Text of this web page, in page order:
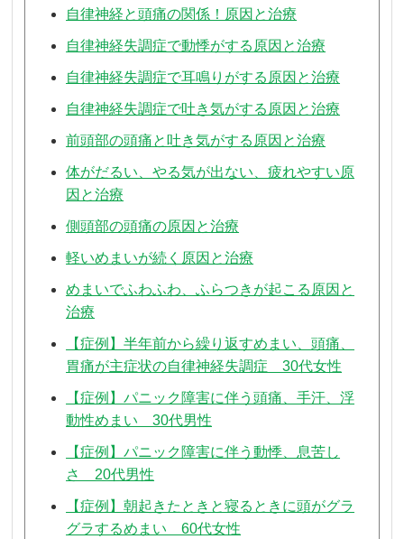
自律神経と頭痛の関係！原因と治療
自律神経失調症で動悸がする原因と治療
自律神経失調症で耳鳴りがする原因と治療
自律神経失調症で吐き気がする原因と治療
前頭部の頭痛と吐き気がする原因と治療
体がだるい、やる気が出ない、疲れやすい原
因と治療
側頭部の頭痛の原因と治療
軽いめまいが続く原因と治療
めまいでふわふわ、ふらつきが起こる原因と
治療
【症例】半年前から繰り返すめまい、頭痛、
胃痛が主症状の自律神経失調症 30代女性
【症例】パニック障害に伴う頭痛、手汗、浮
動性めまい 30代男性
【症例】パニック障害に伴う動悸、息苦し
さ 20代男性
【症例】朝起きたときと寝るときに頭がグラ
グラするめまい 60代女性